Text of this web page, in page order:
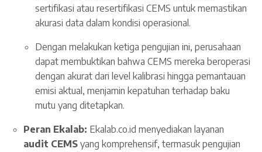
sertifikasi atau resertifikasi CEMS untuk memastikan
akurasi data dalam kondisi operasional.
Dengan melakukan ketiga pengujian ini, perusahaan
dapat membuktikan bahwa CEMS mereka beroperasi
dengan akurat dari level kalibrasi hingga pemantauan
emisi aktual, menjamin kepatuhan terhadap baku
mutu yang ditetapkan.
Peran Ekalab: Ekalab.co.id menyediakan layanan
audit CEMS yang komprehensif, termasuk pengujian